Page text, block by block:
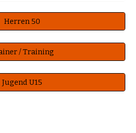
Herren 50
/ Training
Jugend U15